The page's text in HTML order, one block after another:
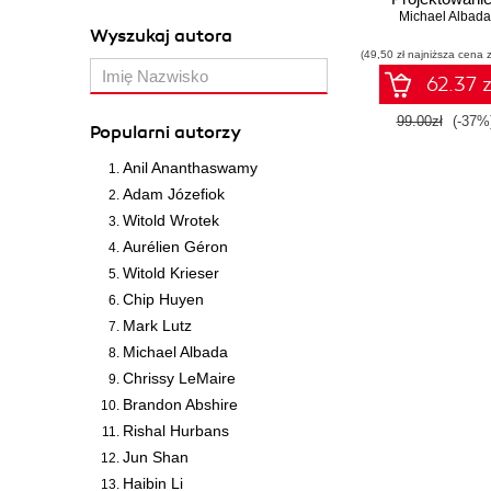
Wyszukaj autora
Popularni autorzy
Anil Ananthaswamy
Adam Józefiok
Witold Wrotek
Aurélien Géron
Witold Krieser
Chip Huyen
Mark Lutz
Michael Albada
Chrissy LeMaire
Brandon Abshire
Rishal Hurbans
Jun Shan
Haibin Li
wdrażanie
Michael Albada
(49,50 zł najniższa cena
62.37
99.00zł (-